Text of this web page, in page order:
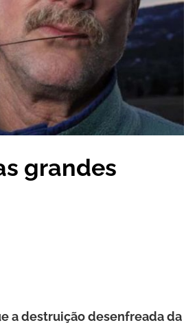
grandes
a destruição desenfreada da